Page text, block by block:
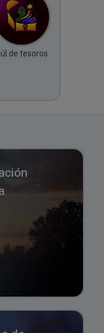
de tesoros